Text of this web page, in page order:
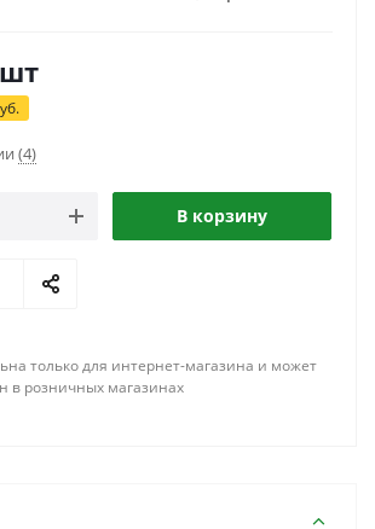
(4)
В корзину
только для интернет-магазина и может
в розничных магазинах